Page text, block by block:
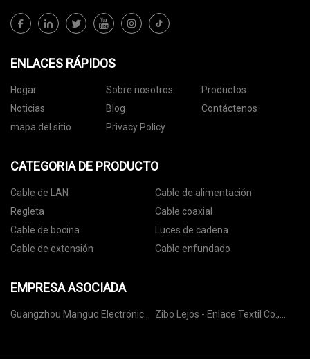
ENLACES RÁPIDOS
Hogar Sobre nosotros
Productos
Noticias
Blog
Contáctenos
mapa del sitio
Privacy Policy
CATEGORIA DE PRODUCTO
Cable de LAN
Cable de alimentación
Regleta
Cable coaxial
Cable de bocina
Luces de cadena
Cable de extensión
Cable enfundado
EMPRESA ASOCIADA
Guangzhou Manguo Electrónica
Zibo Lejos - Enlace Textil Co.,